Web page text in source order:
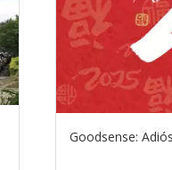
Goodsense: